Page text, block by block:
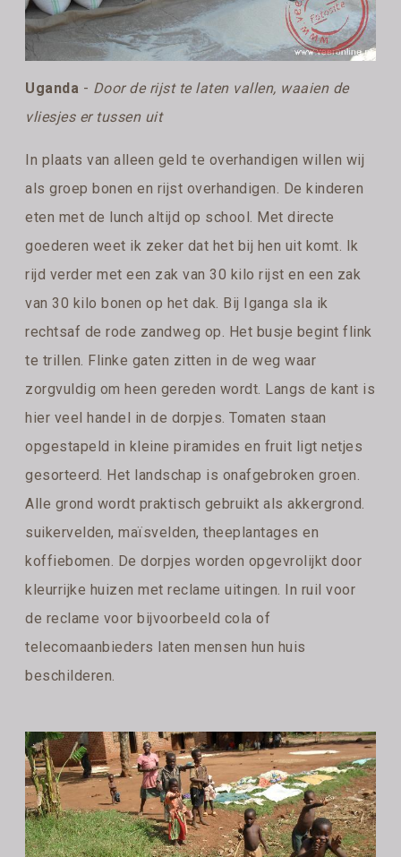
Uganda - Door de rijst te laten vallen, waaien de
vliesjes er tussen uit
In plaats van alleen geld te overhandigen willen wij
als groep bonen en rijst overhandigen. De kinderen
eten met de lunch altijd op school. Met directe
goederen weet ik zeker dat het bij hen uit komt. Ik
rijd verder met een zak van 30 kilo rijst en een zak
van 30 kilo bonen op het dak. Bij Iganga sla ik
rechtsaf de rode zandweg op. Het busje begint flink
te trillen. Flinke gaten zitten in de weg waar
zorgvuldig om heen gereden wordt. Langs de kant is
hier veel handel in de dorpjes. Tomaten staan
opgestapeld in kleine piramides en fruit ligt netjes
gesorteerd. Het landschap is onafgebroken groen.
Alle grond wordt praktisch gebruikt als akkergrond.
suikervelden, maïsvelden, theeplantages en
koffiebomen. De dorpjes worden opgevrolijkt door
kleurrijke huizen met reclame uitingen. In ruil voor
de reclame voor bijvoorbeeld cola of
telecomaanbieders laten mensen hun huis
beschilderen.